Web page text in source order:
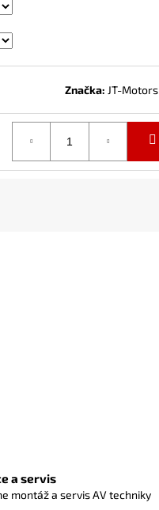
Značka: JT-Motors
a servis
montáž a servis AV techniky